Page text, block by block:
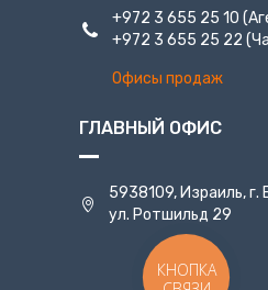
+972 3 655 25 10
+972 3 655 25 22
Офисы продаж
ГЛАВНЫЙ ОФИС
5938109, Израиль, г.
ул. Ротшильд 29
КНОПКА